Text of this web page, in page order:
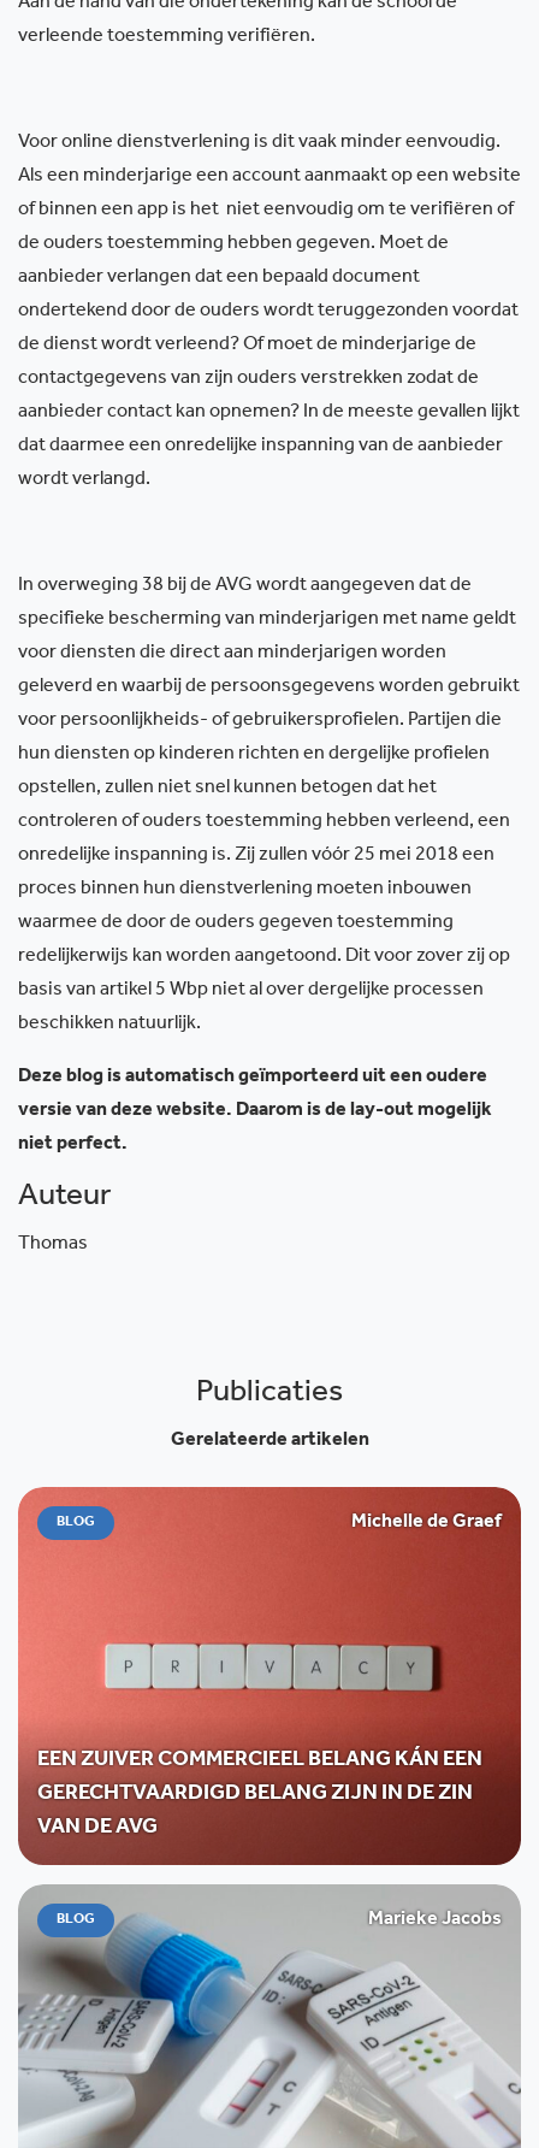
verleende toestemming verifiëren.
Voor online dienstverlening is dit vaak minder eenvoudig.
Als een minderjarige een account aanmaakt op een website
of binnen een app is het niet eenvoudig om te verifiëren of
de ouders toestemming hebben gegeven. Moet de
aanbieder verlangen dat een bepaald document
ondertekend door de ouders wordt teruggezonden voordat
de dienst wordt verleend? Of moet de minderjarige de
contactgegevens van zijn ouders verstrekken zodat de
aanbieder contact kan opnemen? In de meeste gevallen lijkt
dat daarmee een onredelijke inspanning van de aanbieder
wordt verlangd.
In overweging 38 bij de AVG wordt aangegeven dat de
specifieke bescherming van minderjarigen met name geldt
voor diensten die direct aan minderjarigen worden
geleverd en waarbij de persoonsgegevens worden gebruikt
voor persoonlijkheids- of gebruikersprofielen. Partijen die
hun diensten op kinderen richten en dergelijke profielen
opstellen, zullen niet snel kunnen betogen dat het
controleren of ouders toestemming hebben verleend, een
onredelijke inspanning is. Zij zullen vóór 25 mei 2018 een
proces binnen hun dienstverlening moeten inbouwen
waarmee de door de ouders gegeven toestemming
redelijkerwijs kan worden aangetoond. Dit voor zover zij op
basis van artikel 5 Wbp niet al over dergelijke processen
beschikken natuurlijk.
Deze blog is automatisch geïmporteerd uit een oudere
versie van deze website. Daarom is de lay-out mogelijk
niet perfect.
Auteur
Thomas
Publicaties
Gerelateerde artikelen
BLOG Michelle de Graef
EEN ZUIVER COMMERCIEEL BELANG KÁN EEN
GERECHTVAARDIGD BELANG ZIJN IN DE ZIN
VAN DE AVG
BLOG Marieke Jacobs